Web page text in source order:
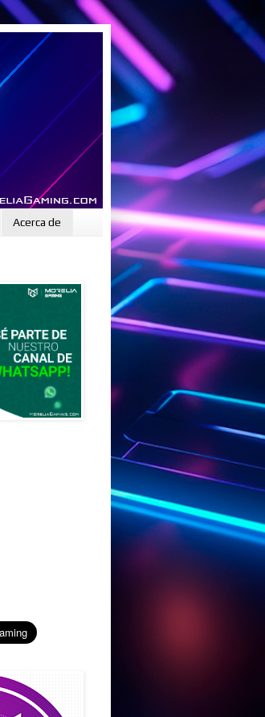
Acerca de